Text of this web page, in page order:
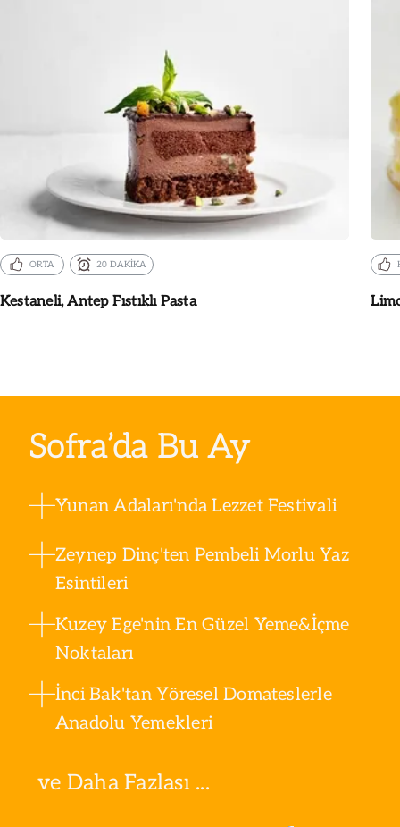
ORTA 20 DAKİKA
Kestaneli, Antep Fıstıklı Pasta
Sofra’da Bu Ay
Yunan Adaları'nda Lezzet Festivali
Zeynep Dinç'ten Pembeli Morlu Yaz
Esintileri
Kuzey Ege'nin En Güzel Yeme&İçme
Noktaları
İnci Bak'tan Yöresel Domateslerle
Anadolu Yemekleri
ve Daha Fazlası ...